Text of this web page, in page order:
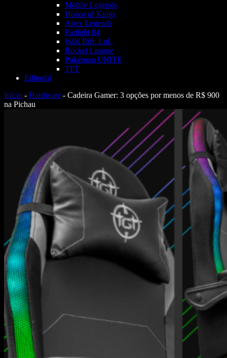
Mobile Legends
Honor of Kings
Apex Legends
Farlight 84
Wild Rift: LoL
Rocket League
Pokémon UNITE
TFT
Editorial
Início - Hardware - Cadeira Gamer: 3 opções por menos de R$ 900
na Pichau